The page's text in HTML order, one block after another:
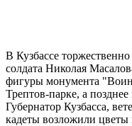
В Кузбассе
солдата Николая
фигуры монумента
Трептов-парке, а
Губернатор Кузбасса,
кадеты возложили